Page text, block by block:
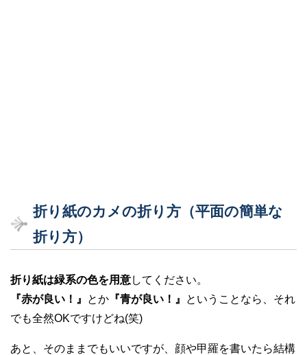
折り紙のカメの折り方（平面の簡単な
折り方）
折り紙は緑系の色を用意してください。
『赤が良い！』
とか 『青が良い！』
ということなら、それ
でも全然OKですけどね(笑)
あと、そのままでもいいですが、顔や甲羅を書いたら結構